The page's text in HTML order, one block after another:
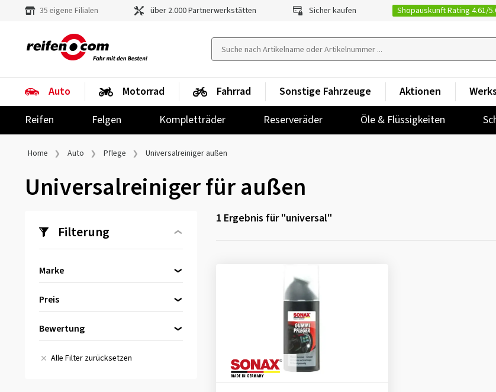
35 eigene Filialen über 2.000 Partnerwerkstätten Sicher kaufen Shopauskunft Rating 4.61/
Auto
Reifen
Felgen Kompletträder Reserveräder Öle & Flüssigkeiten
Motorrad Fahrrad Sonstige Fahrzeuge Aktionen
Home Auto Pflege Universalreiniger außen
Universalreiniger für außen
Filterung
Marke
Preis
von
bis
Bewertung
Alle Filter zurücksetzen
1 Ergebnis für "universal"